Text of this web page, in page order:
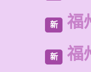
新 福
新 福